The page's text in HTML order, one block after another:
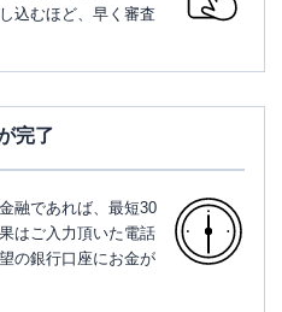
込むほど、早く審査
完了
融であれば、最短30
はご入力頂いた電話
の銀行口座にお金が